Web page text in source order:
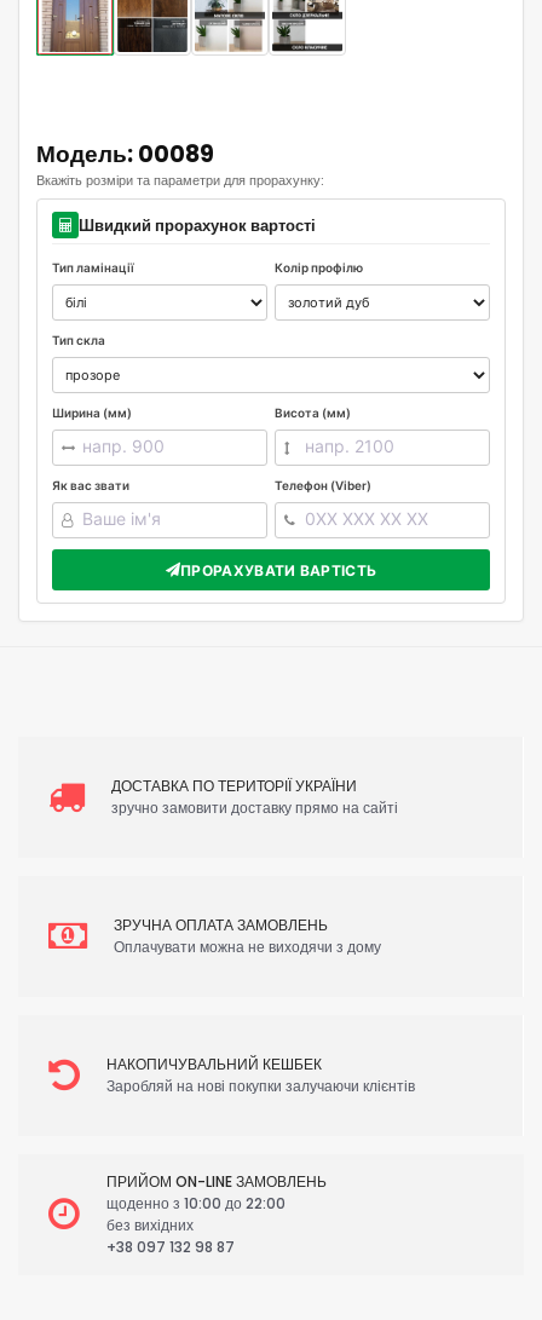
Модель: 00089
Вкажіть розміри та параметри для прорахунку:
Швидкий прорахунок вартості
Тип ламінації Колір профілю
Тип скла
Ширина (мм) Висота (мм)
Як вас звати Телефон (Viber)
ПРОРАХУВАТИ ВАРТІСТЬ
ДОСТАВКА ПО ТЕРИТОРІЇ УКРАЇНИ
зручно замовити доставку прямо на сайті
ЗРУЧНА ОПЛАТА ЗАМОВЛЕНЬ
Оплачувати можна не виходячи з дому
НАКОПИЧУВАЛЬНИЙ КЕШБЕК
Заробляй на нові покупки залучаючи клієнтів
ПРИЙОМ ON-LINE ЗАМОВЛЕНЬ
щоденно з 10:00 до 22:00
без вихідних
+38 097 132 98 87